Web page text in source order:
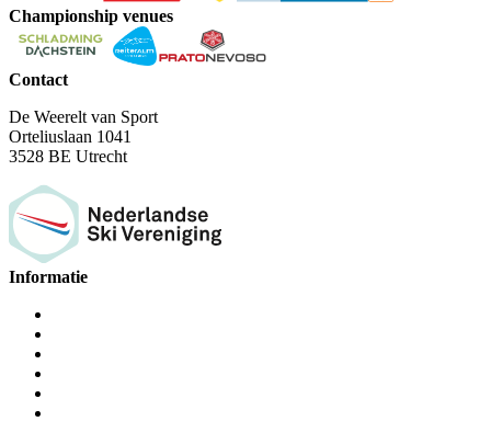
Championship venues
Contact
De Weerelt van Sport
Orteliuslaan 1041
3528 BE Utrecht
Informatie